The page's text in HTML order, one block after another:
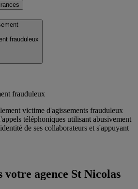
frauduleux
frauduleux
victime d'agissements frauduleux
téléphoniques utilisant abusivement
de ses collaborateurs et s'appuyant
votre agence St Nicolas